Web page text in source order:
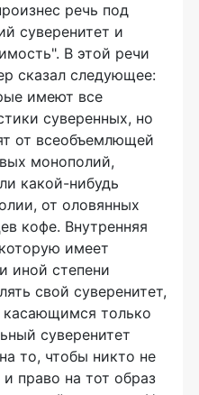
речь под
суверенитет и
В этой речи
сказал следующее:
имеют все
суверенных, но
от всеобъемлющей
монополий,
какой-нибудь
от оловянных
кофе. Внутренняя
имеет
иной степени
свой суверенитет,
только
суверенитет
то, чтобы никто не
право на тот образ